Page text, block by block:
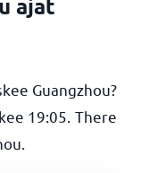
ajat
Guangzhou?
19:05 . There